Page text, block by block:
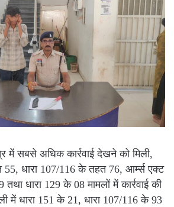
में सबसे अधिक कार्रवाई देखने को मिली,
55, धारा 107/116 के तहत 76, आर्म्स एक्ट
धारा 129 के 08 मामलों में कार्रवाई की
में धारा 151 के 21, धारा 107/116 के 93